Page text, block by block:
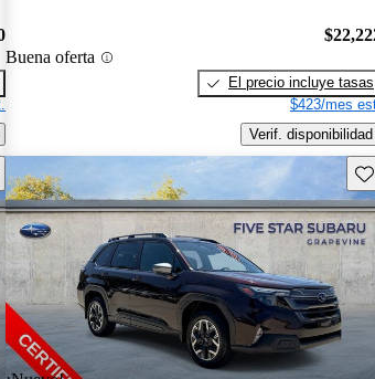
Buena oferta
El precio incluye tasas
$423/mes
Verif. disponibilidad
este Aviso